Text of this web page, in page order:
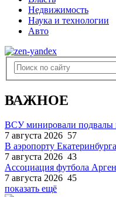
Недвижимость
Наука и технологии
Авто
ВАЖНОЕ
ВСУ минировали подвалы
7 августа 2026 57
В аэропорту
7 августа 2026 43
Ассоциация футбола
7 августа 2026 45
показать ещё